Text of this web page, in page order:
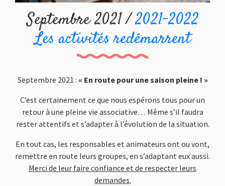
Septembre 2021 /2021-2022
Les activités redémarrent
Septembre 2021 : « En route pour une saison pleine ! »
C’est certainement ce que nous espérons tous pour un
retour à une pleine vie associative… Même s’il faudra
rester attentifs et s’adapter à l’évolution de la situation.
En tout cas, les responsables et animateurs ont ou vont,
remettre en route leurs groupes, en s’adaptant eux aussi.
Merci de leur faire confiance et de respecter leurs
demandes.